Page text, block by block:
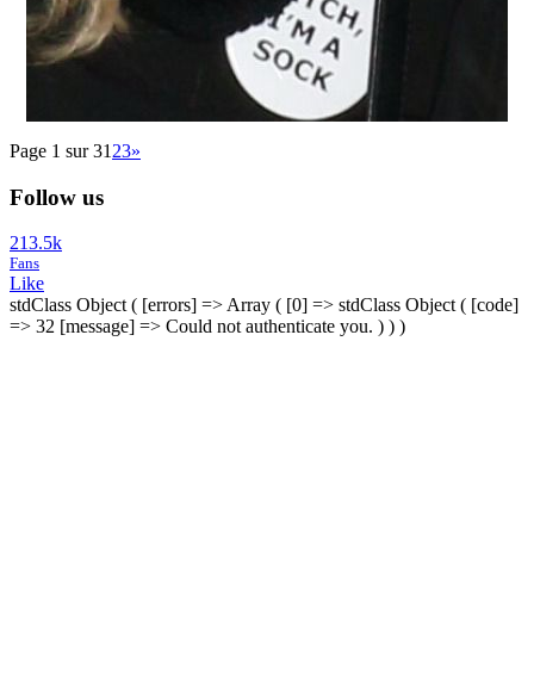
Page 1 sur 31 23»
Follow us
213.5k
Fans
Like
stdClass Object ( [errors] => Array ( [0] => stdClass Object ( [code]
=> 32 [message] => Could not authenticate you. ) ) )